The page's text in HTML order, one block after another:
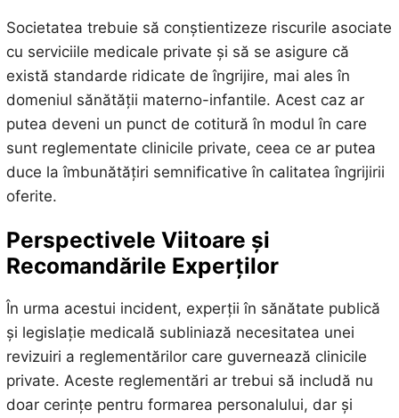
Societatea trebuie să conștientizeze riscurile asociate
cu serviciile medicale private și să se asigure că
există standarde ridicate de îngrijire, mai ales în
domeniul sănătății materno-infantile. Acest caz ar
putea deveni un punct de cotitură în modul în care
sunt reglementate clinicile private, ceea ce ar putea
duce la îmbunătățiri semnificative în calitatea îngrijirii
oferite.
Perspectivele Viitoare și
Recomandările Experților
În urma acestui incident, experții în sănătate publică
și legislație medicală subliniază necesitatea unei
revizuiri a reglementărilor care guvernează clinicile
private. Aceste reglementări ar trebui să includă nu
doar cerințe pentru formarea personalului, dar și